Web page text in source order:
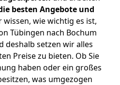
besten Angebote und
wissen, wie wichtig es ist,
Tübingen nach Bochum
deshalb setzen wir alles
Preise zu bieten. Ob Sie
haben oder ein großes
was umgezogen